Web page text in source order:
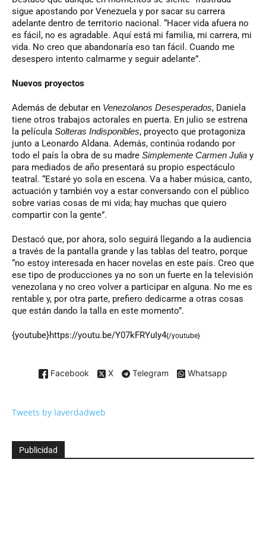
sigue apostando por Venezuela y por sacar su carrera
adelante dentro de territorio nacional. “Hacer vida afuera no
es fácil, no es agradable. Aquí está mi familia, mi carrera, mi
vida. No creo que abandonaría eso tan fácil. Cuando me
desespero intento calmarme y seguir adelante”.
Nuevos proyectos
Además de debutar en Venezolanos Desesperados, Daniela
tiene otros trabajos actorales en puerta. En julio se estrena
la película Solteras Indisponibles, proyecto que protagoniza
junto a Leonardo Aldana. Además, continúa rodando por
todo el país la obra de su madre Simplemente Carmen Julia y
para mediados de año presentará su propio espectáculo
teatral. “Estaré yo sola en escena. Va a haber música, canto,
actuación y también voy a estar conversando con el público
sobre varias cosas de mi vida; hay muchas que quiero
compartir con la gente”.
Destacó que, por ahora, solo seguirá llegando a la audiencia
a través de la pantalla grande y las tablas del teatro, porque
“no estoy interesada en hacer novelas en este país. Creo que
ese tipo de producciones ya no son un fuerte en la televisión
venezolana y no creo volver a participar en alguna. No me es
rentable y, por otra parte, prefiero dedicarme a otras cosas
que están dando la talla en este momento”.
{youtube}https://youtu.be/Y07kFRYuIy4{/youtube}
Facebook X Telegram Whatsapp
Tweets by laverdadweb
Publicidad